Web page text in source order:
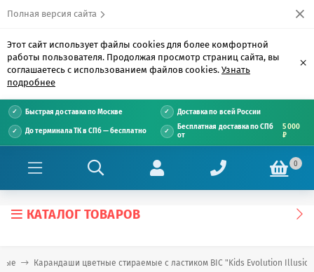
Полная версия сайта
Этот сайт использует файлы cookies для более комфортной
работы пользователя. Продолжая просмотр страниц сайта, вы
соглашаетесь с использованием файлов cookies. Узнать
подробнее
×
Быстрая доставка по Москве Доставка по всей России
До терминала ТК в СПб — бесплатно
Бесплатная доставка по СПб
от
5 000
₽
0
КАТАЛОГ ТОВАРОВ
Карандаши цветные стираемые с ластиком BIC "Kids Evolution